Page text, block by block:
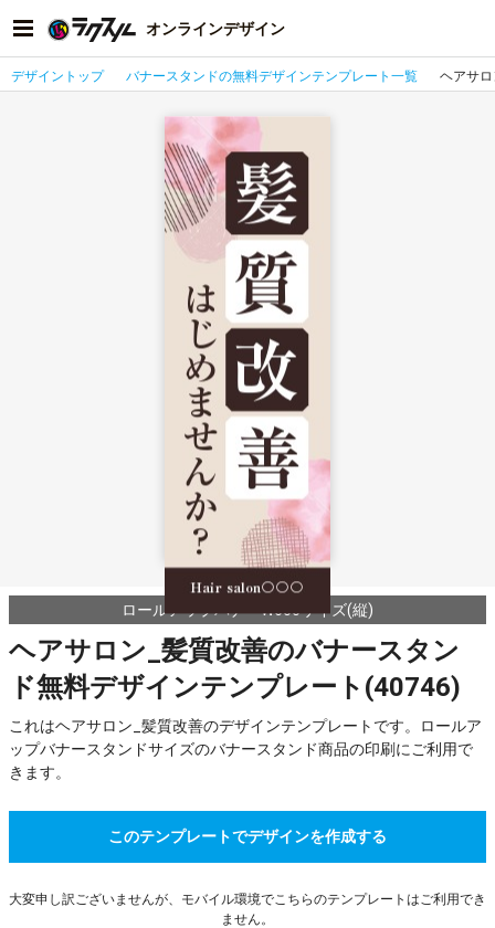
オンラインデザイン
デザイントップ バナースタンドの無料デザインテンプレート一覧 ヘアサ
ロールアップバナーW600サイズ(縦)
ヘアサロン_髪質改善のバナースタン
ド無料デザインテンプレート(40746)
これはヘアサロン_髪質改善のデザインテンプレートです。ロールア
ップバナースタンドサイズのバナースタンド商品の印刷にご利用で
きます。
このテンプレートでデザインを作成する
大変申し訳ございませんが、モバイル環境でこちらのテンプレートはご利用でき
ません。